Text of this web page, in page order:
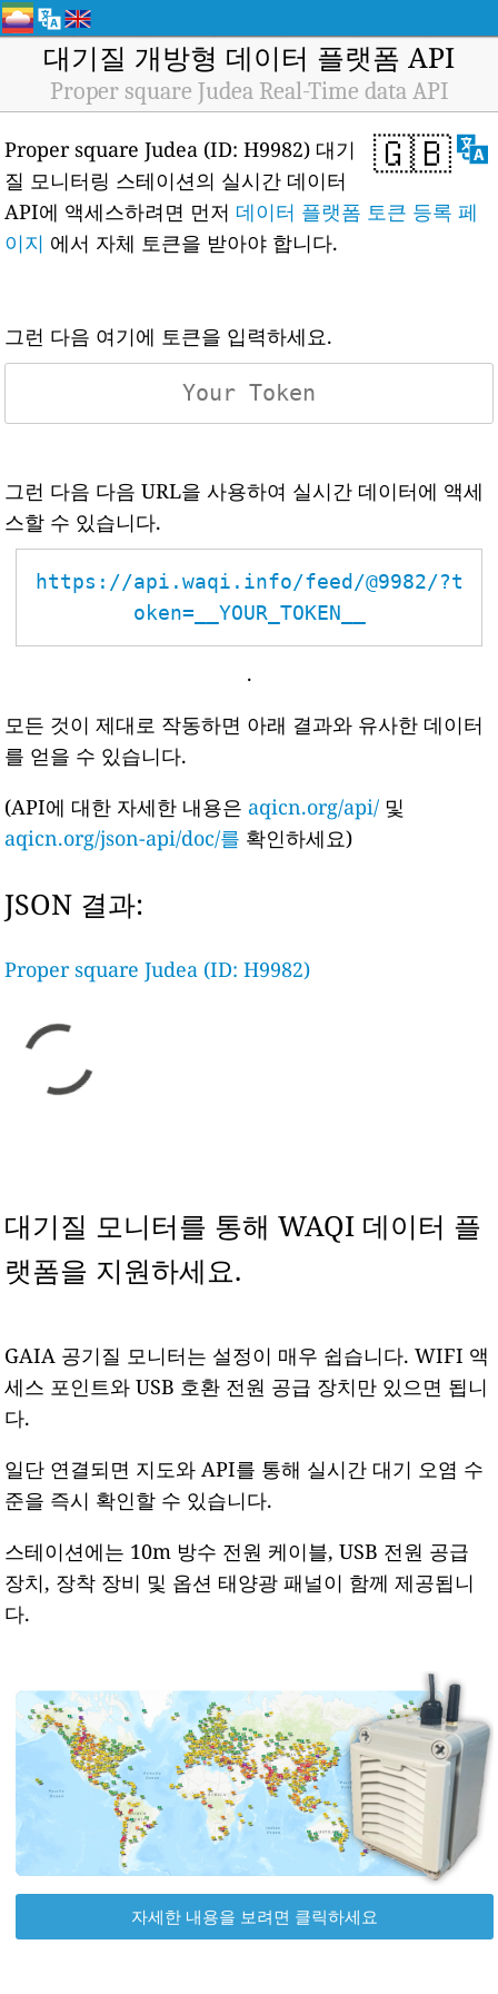
대기질 개방형 데이터 플랫폼 API
Proper square Judea Real-Time data API
🇬🇧
Proper square Judea (ID: H9982) 대기
질 모니터링 스테이션의 실시간 데이터
API에 액세스하려면 먼저 데이터 플랫폼 토큰 등록 페
이지 에서 자체 토큰을 받아야 합니다.
그런 다음 여기에 토큰을 입력하세요.
그런 다음 다음 URL을 사용하여 실시간 데이터에 액세
스할 수 있습니다.
https://api.waqi.info/feed/@9982/?t
oken=__YOUR_TOKEN__
.
모든 것이 제대로 작동하면 아래 결과와 유사한 데이터
를 얻을 수 있습니다.
(API에 대한 자세한 내용은 aqicn.org/api/ 및
aqicn.org/json-api/doc/를 확인하세요)
JSON 결과:
Proper square Judea (ID: H9982)
대기질 모니터를 통해 WAQI 데이터 플
랫폼을 지원하세요.
GAIA 공기질 모니터는 설정이 매우 쉽습니다. WIFI 액
세스 포인트와 USB 호환 전원 공급 장치만 있으면 됩니
다.
일단 연결되면 지도와 API를 통해 실시간 대기 오염 수
준을 즉시 확인할 수 있습니다.
스테이션에는 10m 방수 전원 케이블, USB 전원 공급
장치, 장착 장비 및 옵션 태양광 패널이 함께 제공됩니
다.
자세한 내용을 보려면 클릭하세요